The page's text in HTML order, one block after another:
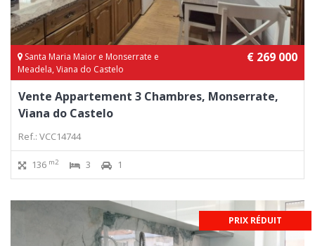
Santa Maria Maior e Monserrate e
Meadela, Viana do Castelo
€ 269 000
Vente Appartement 3 Chambres, Monserrate,
Viana do Castelo
Ref.: VCC14744
136 m2 3 1
PRIX RÉDUIT